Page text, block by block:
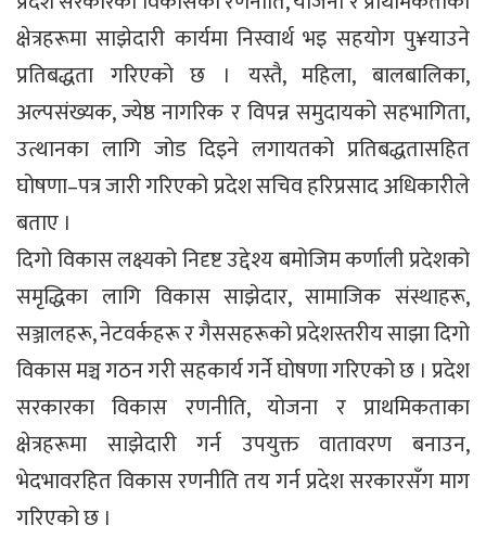
क्षेत्रहरूमा साझेदारी कार्यमा निस्वार्थ भइ सहयोग पु¥याउने
प्रतिबद्धता गरिएको छ । यस्तै, महिला, बालबालिका,
अल्पसंख्यक, ज्येष्ठ नागरिक र विपन्न समुदायको सहभागिता,
उत्थानका लागि जोड दिइने लगायतको प्रतिबद्धतासहित
घोषणा–पत्र जारी गरिएको प्रदेश सचिव हरिप्रसाद अधिकारीले
बताए ।
दिगो विकास लक्ष्यको निदृष्ट उद्देश्य बमोजिम कर्णाली प्रदेशको
समृद्धिका लागि विकास साझेदार, सामाजिक संस्थाहरू,
सञ्जालहरू, नेटवर्कहरू र गैससहरूको प्रदेशस्तरीय साझा दिगो
विकास मञ्च गठन गरी सहकार्य गर्ने घोषणा गरिएको छ । प्रदेश
सरकारका विकास रणनीति, योजना र प्राथमिकताका
क्षेत्रहरूमा साझेदारी गर्न उपयुक्त वातावरण बनाउन,
भेदभावरहित विकास रणनीति तय गर्न प्रदेश सरकारसँग माग
गरिएको छ ।